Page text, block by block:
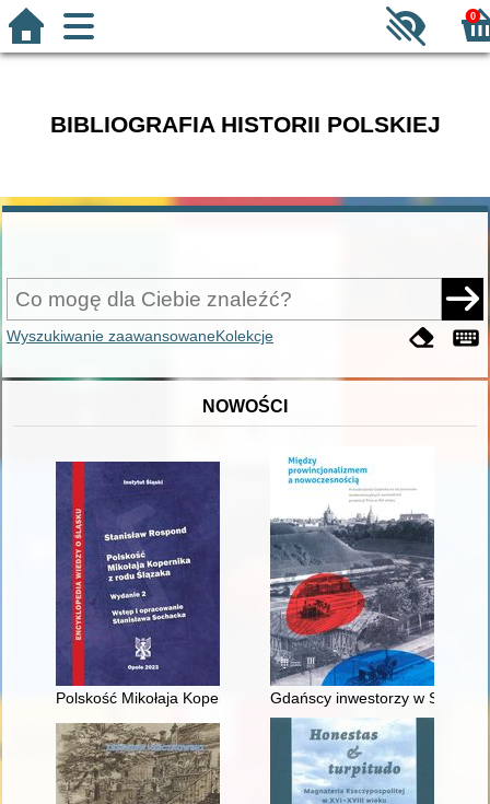
0
BIBLIOGRAFIA HISTORII POLSKIEJ
Wyszukiwanie zaawansowaneKolekcje
NOWOŚCI
Polskość Mikołaja Kopernika z rodu Ślązaka
Gdańscy inwestorzy w